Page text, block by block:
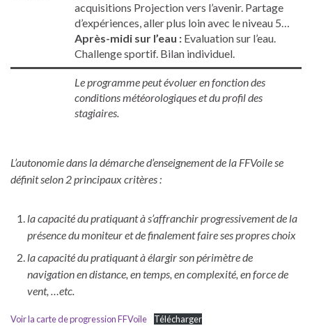
acquisitions Projection vers l’avenir. Partage
d’expériences, aller plus loin avec le niveau 5…
Après-midi sur l’eau : Evaluation sur l’eau.
Challenge sportif. Bilan individuel.
Le programme peut évoluer en fonction des
conditions météorologiques et du profil des
stagiaires.
L’autonomie dans la démarche d’enseignement de la FFVoile se
définit selon 2 principaux critères :
la capacité du pratiquant à s’affranchir progressivement de la
présence du moniteur et de finalement faire ses propres choix
la capacité du pratiquant à élargir son périmètre de
navigation en distance, en temps, en complexité, en force de
vent, …etc.
Voir la carte de progression FFVoile Télécharger